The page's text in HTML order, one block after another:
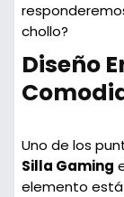
chollo?
Diseño
Uno de los
Silla Gaming
elemento